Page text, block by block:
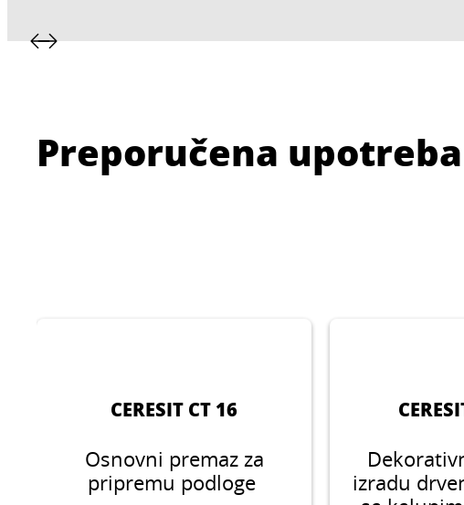
Preporučena
CERESIT CT 16
Osnovni premaz za
pripremu podloge
izradu